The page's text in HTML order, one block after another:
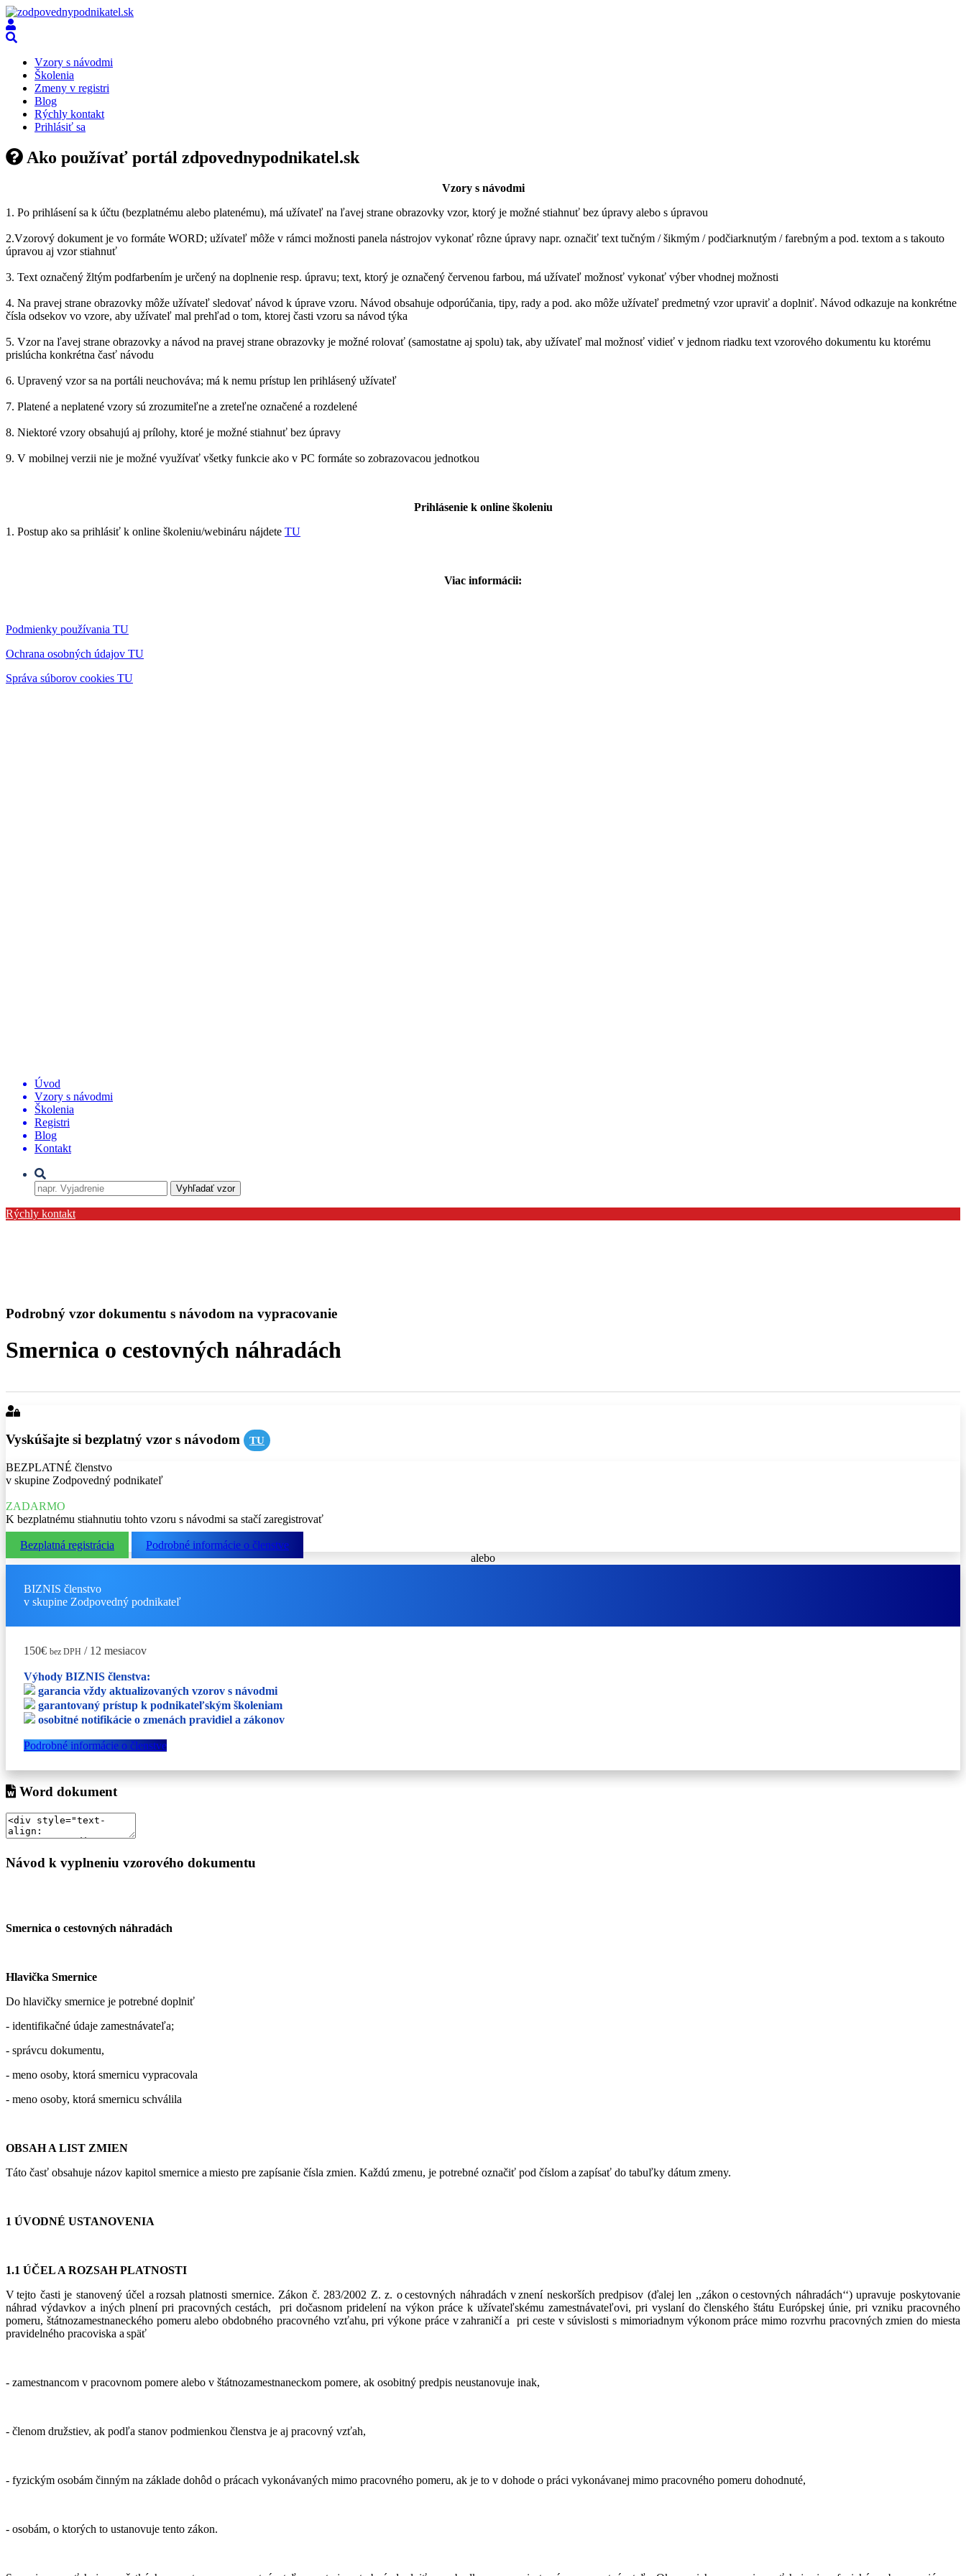
Vzory s návodmi
Školenia
Zmeny v registri
Blog
Rýchly kontakt
Prihlásiť sa
Ako používať portál zdpovednypodnikatel.sk
Vzory s návodmi
1. Po prihlásení sa k účtu (bezplatnému alebo platenému), má užívateľ na ľavej strane obrazovky vzor, ktorý je možné stiahnuť bez úpravy alebo s úpravou
2.Vzorový dokument je vo formáte WORD; užívateľ môže v rámci možnosti panela nástrojov vykonať rôzne úpravy napr. označiť text tučným / šikmým / podčiarknutým / farebným a pod. textom a s takouto
úpravou aj vzor stiahnuť
3. Text označený žltým podfarbením je určený na doplnenie resp. úpravu; text, ktorý je označený červenou farbou, má užívateľ možnosť vykonať výber vhodnej možnosti
4. Na pravej strane obrazovky môže užívateľ sledovať návod k úprave vzoru. Návod obsahuje odporúčania, tipy, rady a pod. ako môže užívateľ predmetný vzor upraviť a doplniť. Návod odkazuje na konkrétne
čísla odsekov vo vzore, aby užívateľ mal prehľad o tom, ktorej časti vzoru sa návod týka
5. Vzor na ľavej strane obrazovky a návod na pravej strane obrazovky je možné rolovať (samostatne aj spolu) tak, aby užívateľ mal možnosť vidieť v jednom riadku text vzorového dokumentu ku ktorému
prislúcha konkrétna časť návodu
6. Upravený vzor sa na portáli neuchováva; má k nemu prístup len prihlásený užívateľ
7. Platené a neplatené vzory sú zrozumiteľne a zreteľne označené a rozdelené
8. Niektoré vzory obsahujú aj prílohy, ktoré je možné stiahnuť bez úpravy
9. V mobilnej verzii nie je možné využívať všetky funkcie ako v PC formáte so zobrazovacou jednotkou
Prihlásenie k online školeniu
1. Postup ako sa prihlásiť k online školeniu/webináru nájdete TU
Viac informácii:
Podmienky používania TU
Ochrana osobných údajov TU
Správa súborov cookies TU
Úvod
Vzory s návodmi
Školenia
Registri
Blog
Kontakt
Vyhľadať vzor
Rýchly kontakt
Podrobný vzor dokumentu s návodom na vypracovanie
Smernica o cestovných náhradách
Vyskúšajte si bezplatný vzor s návodom TU
BEZPLATNÉ členstvo
v skupine Zodpovedný podnikateľ
ZADARMO
K bezplatnému stiahnutiu tohto vzoru s návodmi sa stačí zaregistrovať
Bezplatná registrácia
Podrobné informácie o členstve
alebo
BIZNIS členstvo
v skupine Zodpovedný podnikateľ
150€ bez DPH / 12 mesiacov
Výhody BIZNIS členstva:
garancia vždy aktualizovaných vzorov s návodmi
garantovaný prístup k podnikateľským školeniam
osobitné notifikácie o zmenách pravidiel a zákonov
Podrobné informácie o členstve
Word dokument
Návod k vyplneniu vzorového dokumentu
Smernica o cestovných náhradách
Hlavička Smernice
Do hlavičky smernice je potrebné doplniť
- identifikačné údaje zamestnávateľa;
- správcu dokumentu,
- meno osoby, ktorá smernicu vypracovala
- meno osoby, ktorá smernicu schválila
OBSAH A LIST ZMIEN
Táto časť obsahuje názov kapitol smernice a miesto pre zapísanie čísla zmien. Každú zmenu, je potrebné označiť pod číslom a zapísať do tabuľky dátum zmeny.
1 ÚVODNÉ USTANOVENIA
1.1 ÚČEL A ROZSAH PLATNOSTI
V tejto časti je stanovený účel a rozsah platnosti smernice. Zákon č. 283/2002 Z. z. o cestovných náhradách v znení neskorších predpisov (ďalej len ,,zákon o cestovných náhradách‘‘) upravuje poskytovanie
náhrad výdavkov a iných plnení pri pracovných cestách, pri dočasnom pridelení na výkon práce k užívateľskému zamestnávateľovi, pri vyslaní do členského štátu Európskej únie, pri vzniku pracovného
pomeru, štátnozamestnaneckého pomeru alebo obdobného pracovného vzťahu, pri výkone práce v zahraničí a pri ceste v súvislosti s mimoriadnym výkonom práce mimo rozvrhu pracovných zmien do miesta
pravidelného pracoviska a späť
- zamestnancom v pracovnom pomere alebo v štátnozamestnaneckom pomere, ak osobitný predpis neustanovuje inak,
- členom družstiev, ak podľa stanov podmienkou členstva je aj pracovný vzťah,
- fyzickým osobám činným na základe dohôd o prácach vykonávaných mimo pracovného pomeru, ak je to v dohode o práci vykonávanej mimo pracovného pomeru dohodnuté,
- osobám, o ktorých to ustanovuje tento zákon.